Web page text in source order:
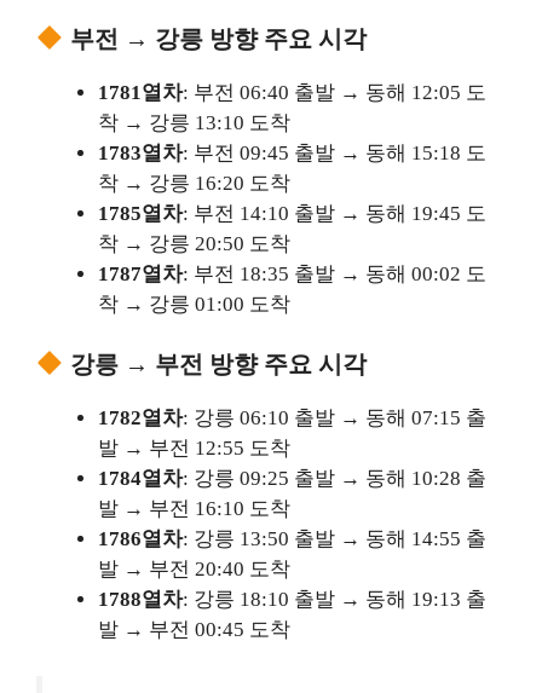
부전 → 강릉 방향 주요 시각
1781열차: 부전 06:40 출발 → 동해 12:05 도
착 → 강릉 13:10 도착
1783열차: 부전 09:45 출발 → 동해 15:18 도
착 → 강릉 16:20 도착
1785열차: 부전 14:10 출발 → 동해 19:45 도
착 → 강릉 20:50 도착
1787열차: 부전 18:35 출발 → 동해 00:02 도
착 → 강릉 01:00 도착
강릉 → 부전 방향 주요 시각
1782열차: 강릉 06:10 출발 → 동해 07:15 출
발 → 부전 12:55 도착
1784열차: 강릉 09:25 출발 → 동해 10:28 출
발 → 부전 16:10 도착
1786열차: 강릉 13:50 출발 → 동해 14:55 출
발 → 부전 20:40 도착
1788열차: 강릉 18:10 출발 → 동해 19:13 출
발 → 부전 00:45 도착